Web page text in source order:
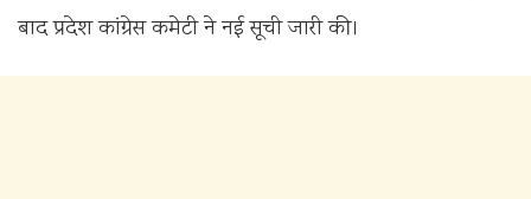
बाद प्रदेश कांग्रेस कमेटी ने नई सूची जारी की।